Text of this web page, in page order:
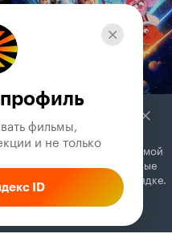
фильмы,
и не только
ID
рекламы. Вместе с рекламой
с фильмами и другие важные
и всё будет в порядке.